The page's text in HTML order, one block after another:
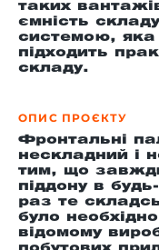
таких
ємність
системою, яка
підходить
складу.
ОПИС ПРОЄКТУ
Фронтальні
нескладний і
тим, що
піддону в
раз те
було
відомому